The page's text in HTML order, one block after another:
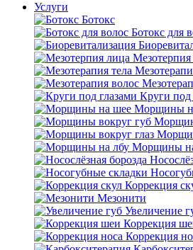
Услуги
Ботокс
Ботокс для
Мезотерпия
Круги под
Морщины
Морщины
Коррекция
Мезонити
Увеличение
Коррекция
Коррекция